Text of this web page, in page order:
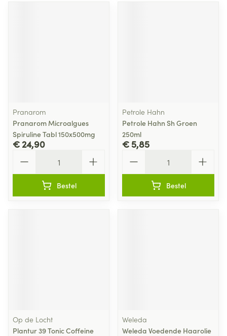
Pranarom
Pranarom Microalgues
Spiruline Tabl 150x500mg
€ 24,90
Bestel
Petrole Hahn
Petrole Hahn Sh Groen
250ml
€ 5,85
Bestel
Op de Locht
Plantur 39 Tonic Coffeine
Weleda
Weleda Voedende Haarolie